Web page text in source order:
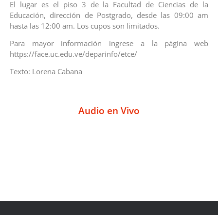
El lugar es el piso 3 de la Facultad de Ciencias de la
Educación, dirección de Postgrado, desde las 09:00 am
hasta las 12:00 am. Los cupos son limitados.
Para mayor información ingrese a la página web
https://face.uc.edu.ve/deparinfo/etce/
Texto: Lorena Cabana
Audio en Vivo